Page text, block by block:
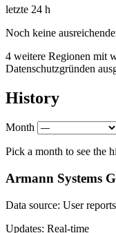
letzte 24 h
Noch keine
4 weitere Regionen mit
Datenschutzgründen
History
Month
Pick a month to see the
Armann Systems
Data source: User reports
Updates: Real-time